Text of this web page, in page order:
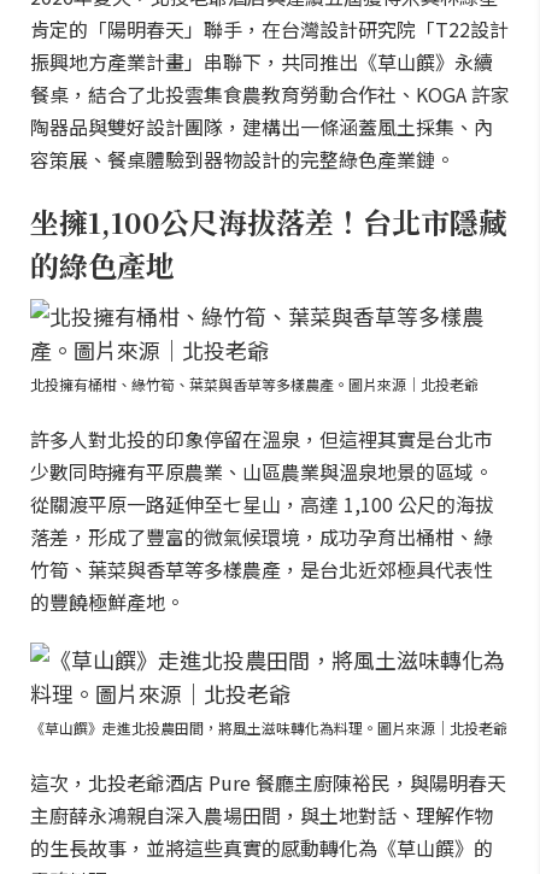
肯定的「陽明春天」聯手，在台灣設計研究院「T22設計
振興地方產業計畫」串聯下，共同推出《草山饌》永續
餐桌，結合了北投雲集食農教育勞動合作社、KOGA 許家
陶器品與雙好設計團隊，建構出一條涵蓋風土採集、內
容策展、餐桌體驗到器物設計的完整綠色產業鏈。
坐擁1,100公尺海拔落差！台北市隱藏
的綠色產地
北投擁有桶柑、綠竹筍、葉菜與香草等多樣農產。圖片來源｜北投老爺
許多人對北投的印象停留在溫泉，但這裡其實是台北市
少數同時擁有平原農業、山區農業與溫泉地景的區域。
從關渡平原一路延伸至七星山，高達 1,100 公尺的海拔
落差，形成了豐富的微氣候環境，成功孕育出桶柑、綠
竹筍、葉菜與香草等多樣農產，是台北近郊極具代表性
的豐饒極鮮產地。
《草山饌》走進北投農田間，將風土滋味轉化為料理。圖片來源｜北投老爺
這次，北投老爺酒店 Pure 餐廳主廚陳裕民，與陽明春天
主廚薛永鴻親自深入農場田間，與土地對話、理解作物
的生長故事，並將這些真實的感動轉化為《草山饌》的